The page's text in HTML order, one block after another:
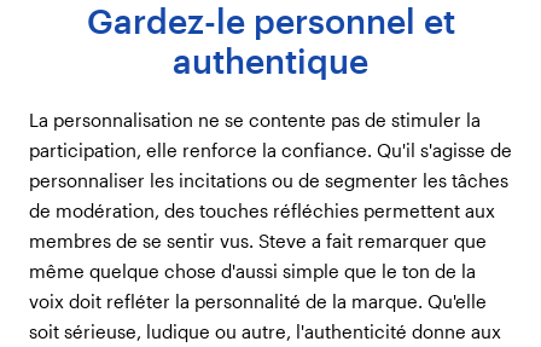
Gardez-le personnel et
authentique
La personnalisation ne se contente pas de stimuler la
participation, elle renforce la confiance. Qu'il s'agisse de
personnaliser les incitations ou de segmenter les tâches
de modération, des touches réfléchies permettent aux
membres de se sentir vus. Steve a fait remarquer que
même quelque chose d'aussi simple que le ton de la
voix doit refléter la personnalité de la marque. Qu'elle
soit sérieuse, ludique ou autre, l'authenticité donne aux